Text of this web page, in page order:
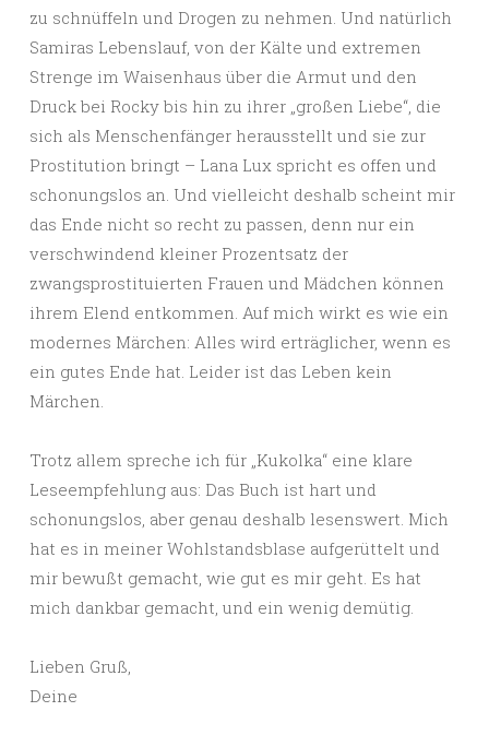
zu schnüffeln und Drogen zu nehmen. Und natürlich
Samiras Lebenslauf, von der Kälte und extremen
Strenge im Waisenhaus über die Armut und den
Druck bei Rocky bis hin zu ihrer „großen Liebe“, die
sich als Menschenfänger herausstellt und sie zur
Prostitution bringt – Lana Lux spricht es offen und
schonungslos an. Und vielleicht deshalb scheint mir
das Ende nicht so recht zu passen, denn nur ein
verschwindend kleiner Prozentsatz der
zwangsprostituierten Frauen und Mädchen können
ihrem Elend entkommen. Auf mich wirkt es wie ein
modernes Märchen: Alles wird erträglicher, wenn es
ein gutes Ende hat. Leider ist das Leben kein
Märchen.
Trotz allem spreche ich für „Kukolka“ eine klare
Leseempfehlung aus: Das Buch ist hart und
schonungslos, aber genau deshalb lesenswert. Mich
hat es in meiner Wohlstandsblase aufgerüttelt und
mir bewußt gemacht, wie gut es mir geht. Es hat
mich dankbar gemacht, und ein wenig demütig.
Lieben Gruß,
Deine